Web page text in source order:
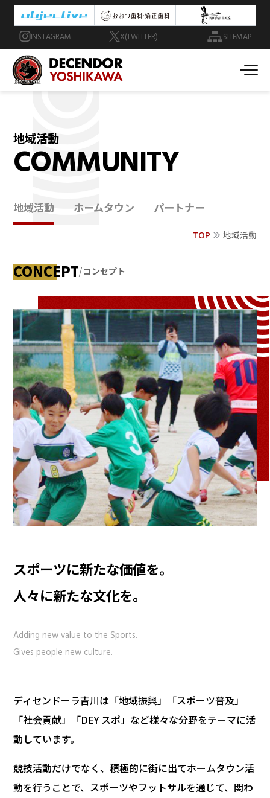
INSTAGRAM X(TWITTER) SITEMAP
地域活動
COMMUNITY
地域活動 ホームタウン パートナー
TOP 地域活動
CONCEPT コンセプト
スポーツに新たな価値を。
人々に新たな文化を。
Adding new value to the Sports.
Gives people new culture.
ディセンドーラ吉川は「地域振興」「スポーツ普及」
「社会貢献」「DEY スポ」など様々な分野をテーマに活
動しています。
競技活動だけでなく、積極的に街に出てホームタウン活
動を行うことで、スポーツやフットサルを通じて、関わ